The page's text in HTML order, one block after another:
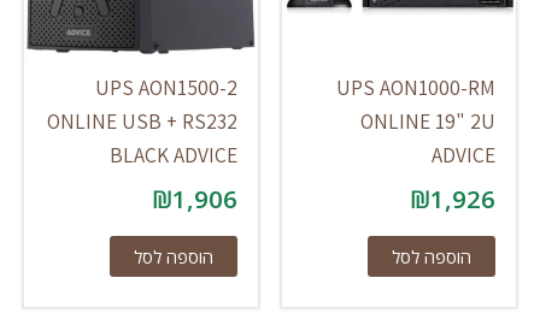
UPS AON1000-RM
ONLINE 19" 2U
ADVICE
₪1,926
הוספה לסל
UPS AON1500-2
ONLINE USB + RS232
BLACK ADVICE
₪1,906
הוספה לסל